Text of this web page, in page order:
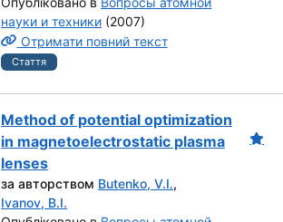
науки и техники (2007)
Отримати повний текст
Стаття
Method of potential optimization
in magnetoelectrostatic plasma
lenses
за авторством Butenko, V.I.,
Ivanov, B.I.